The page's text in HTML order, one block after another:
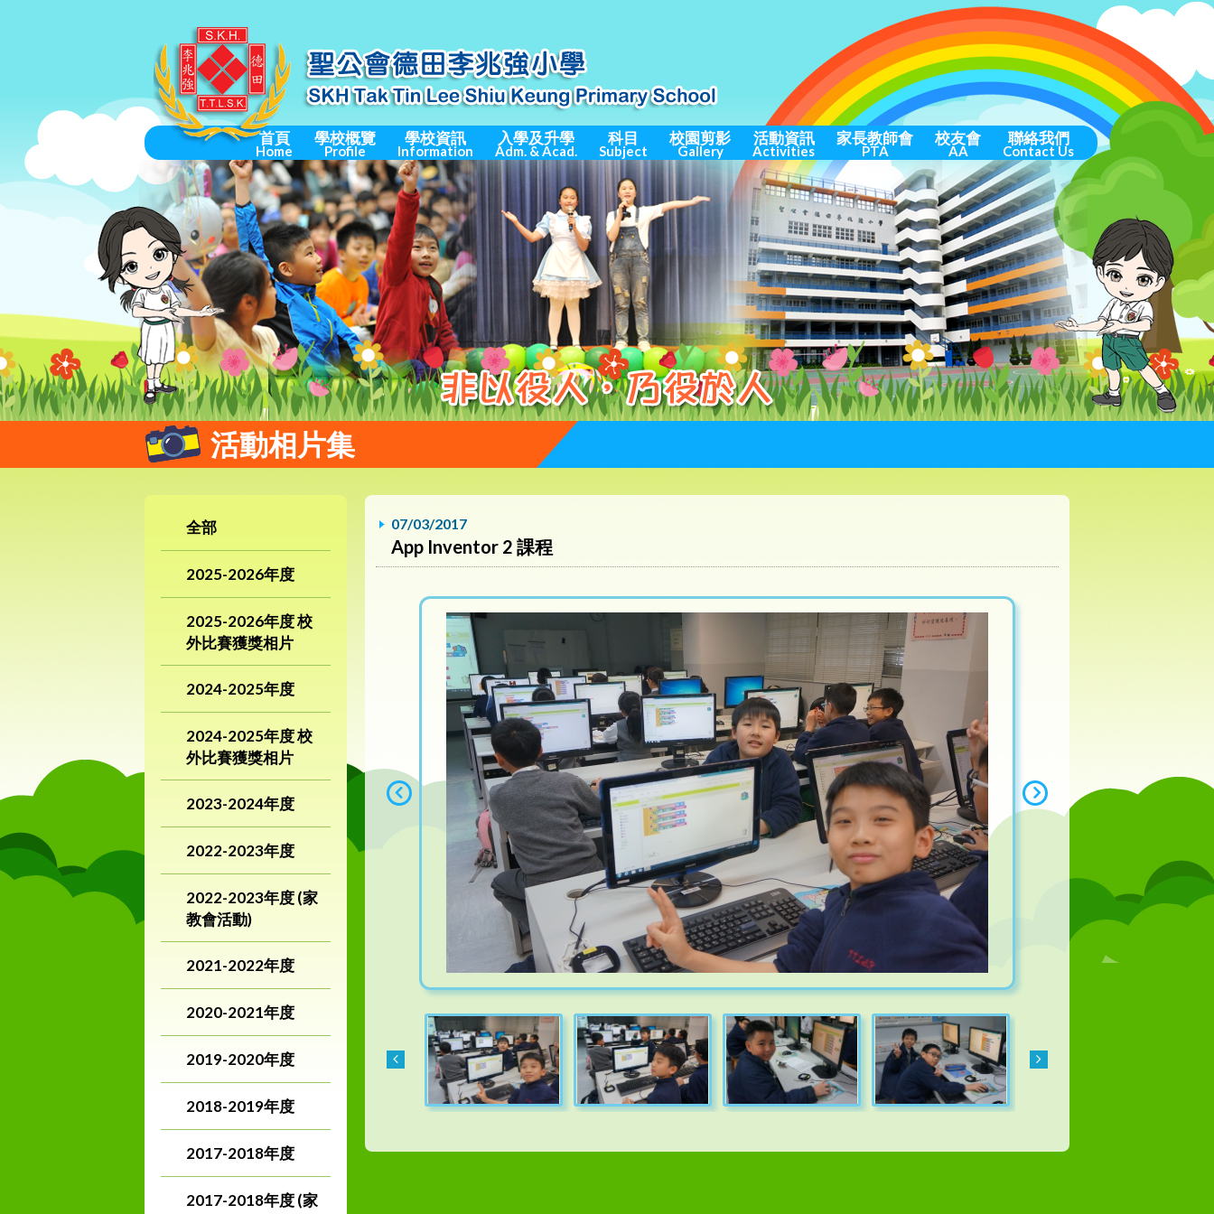
首頁
Home
學校概覽
Profile
學校資訊
Information
入學及升學
Adm. & Acad.
科目
Subject
校園剪影
Gallery
活動資訊
Activities
家長教師會
PTA
校友會
AA
聯絡我們
Contact Us
活動相片集
全部
2025-2026年度
2025-2026年度 校
外比賽獲獎相片
2024-2025年度
2024-2025年度 校
外比賽獲獎相片
2023-2024年度
2022-2023年度
2022-2023年度 (家
教會活動)
2021-2022年度
2020-2021年度
2019-2020年度
2018-2019年度
2017-2018年度
2017-2018年度 (家
07/03/2017
App Inventor 2 課程